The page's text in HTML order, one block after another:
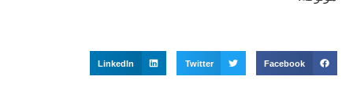
Facebook
Twitter
LinkedIn